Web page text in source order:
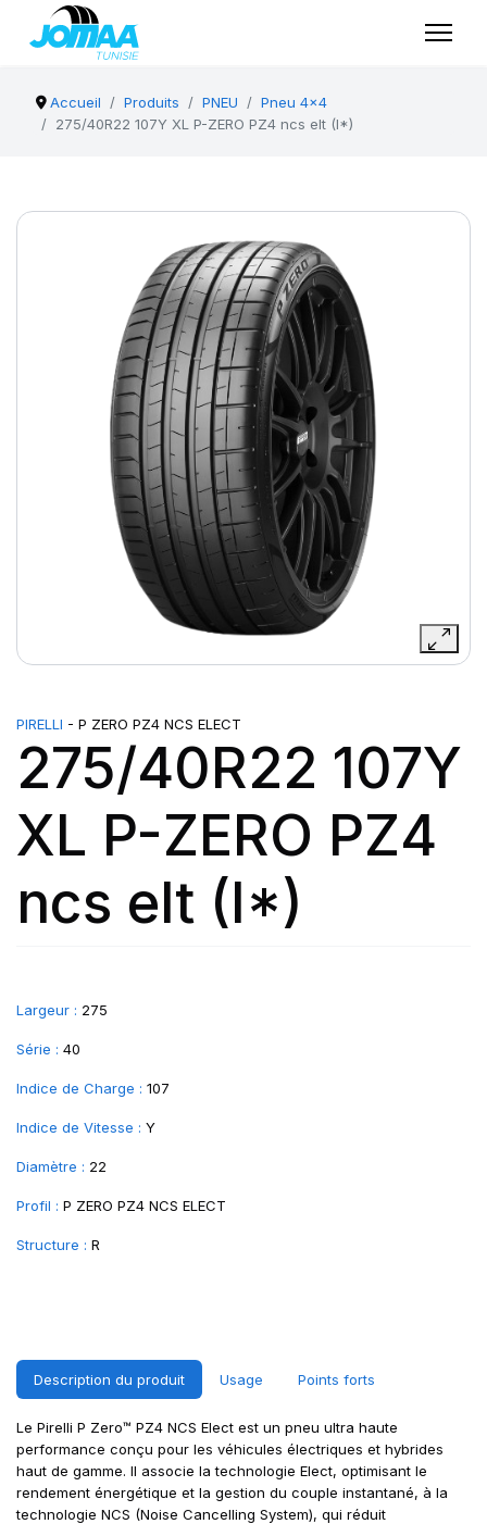
Accueil Produits PNEU
Pneu 4x4
275/40R22 107Y XL P-ZERO PZ4 ncs elt (I*)
PIRELLI - P ZERO PZ4 NCS ELECT
275/40R22 107Y
XL P-ZERO PZ4
ncs elt (I*)
Largeur : 275
Série : 40
Indice de Charge : 107
Indice de Vitesse : Y
Diamètre : 22
Profil : P ZERO PZ4 NCS ELECT
Structure : R
Description du produit Usage Points forts
Le Pirelli P Zero™ PZ4 NCS Elect est un pneu ultra haute
performance conçu pour les véhicules électriques et hybrides
haut de gamme. Il associe la technologie Elect, optimisant le
rendement énergétique et la gestion du couple instantané, à la
technologie NCS (Noise Cancelling System), qui réduit